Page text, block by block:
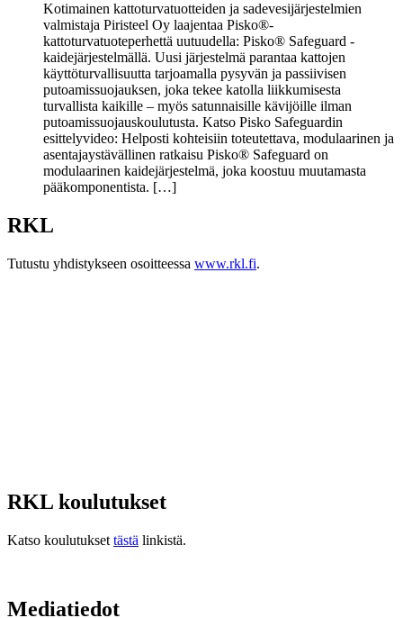
Kotimainen kattoturvatuotteiden ja sadevesijärjestelmien
valmistaja Piristeel Oy laajentaa Pisko®-
kattoturvatuoteperhettä uutuudella: Pisko® Safeguard -
kaidejärjestelmällä. Uusi järjestelmä parantaa kattojen
käyttöturvallisuutta tarjoamalla pysyvän ja passiivisen
putoamissuojauksen, joka tekee katolla liikkumisesta
turvallista kaikille – myös satunnaisille kävijöille ilman
putoamissuojauskoulutusta. Katso Pisko Safeguardin
esittelyvideo: Helposti kohteisiin toteutettava, modulaarinen ja
asentajaystävällinen ratkaisu Pisko® Safeguard on
modulaarinen kaidejärjestelmä, joka koostuu muutamasta
pääkomponentista. […]
RKL
Tutustu yhdistykseen osoitteessa www.rkl.fi.
RKL koulutukset
Katso koulutukset tästä linkistä.
Mediatiedot